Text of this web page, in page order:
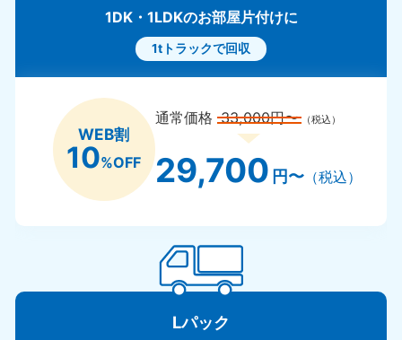
1DK・1LDKのお部屋片付けに
1tトラックで回収
WEB割
10%OFF
通常価格33,000円〜 （税込）
29,700 円〜（税込）
Lパック